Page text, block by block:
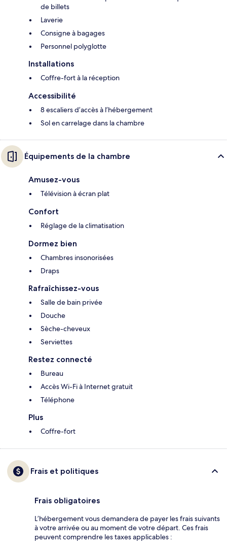
de billets
Laverie
Consigne à bagages
Personnel polyglotte
Installations
Coffre-fort à la réception
Accessibilité
8 escaliers d’accès à l’hébergement
Sol en carrelage dans la chambre
Équipements de la chambre
Amusez-vous
Télévision à écran plat
Confort
Réglage de la climatisation
Dormez bien
Chambres insonorisées
Draps
Rafraîchissez-vous
Salle de bain privée
Douche
Sèche-cheveux
Serviettes
Restez connecté
Bureau
Accès Wi-Fi à Internet gratuit
Téléphone
Plus
Coffre-fort
Frais et politiques
Frais obligatoires
L’hébergement vous demandera de payer les frais suivants
à votre arrivée ou au moment de votre départ. Ces frais
peuvent comprendre les taxes applicables :